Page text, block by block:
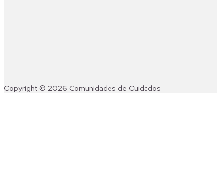
Copyright © 2026 Comunidades de Cuidados